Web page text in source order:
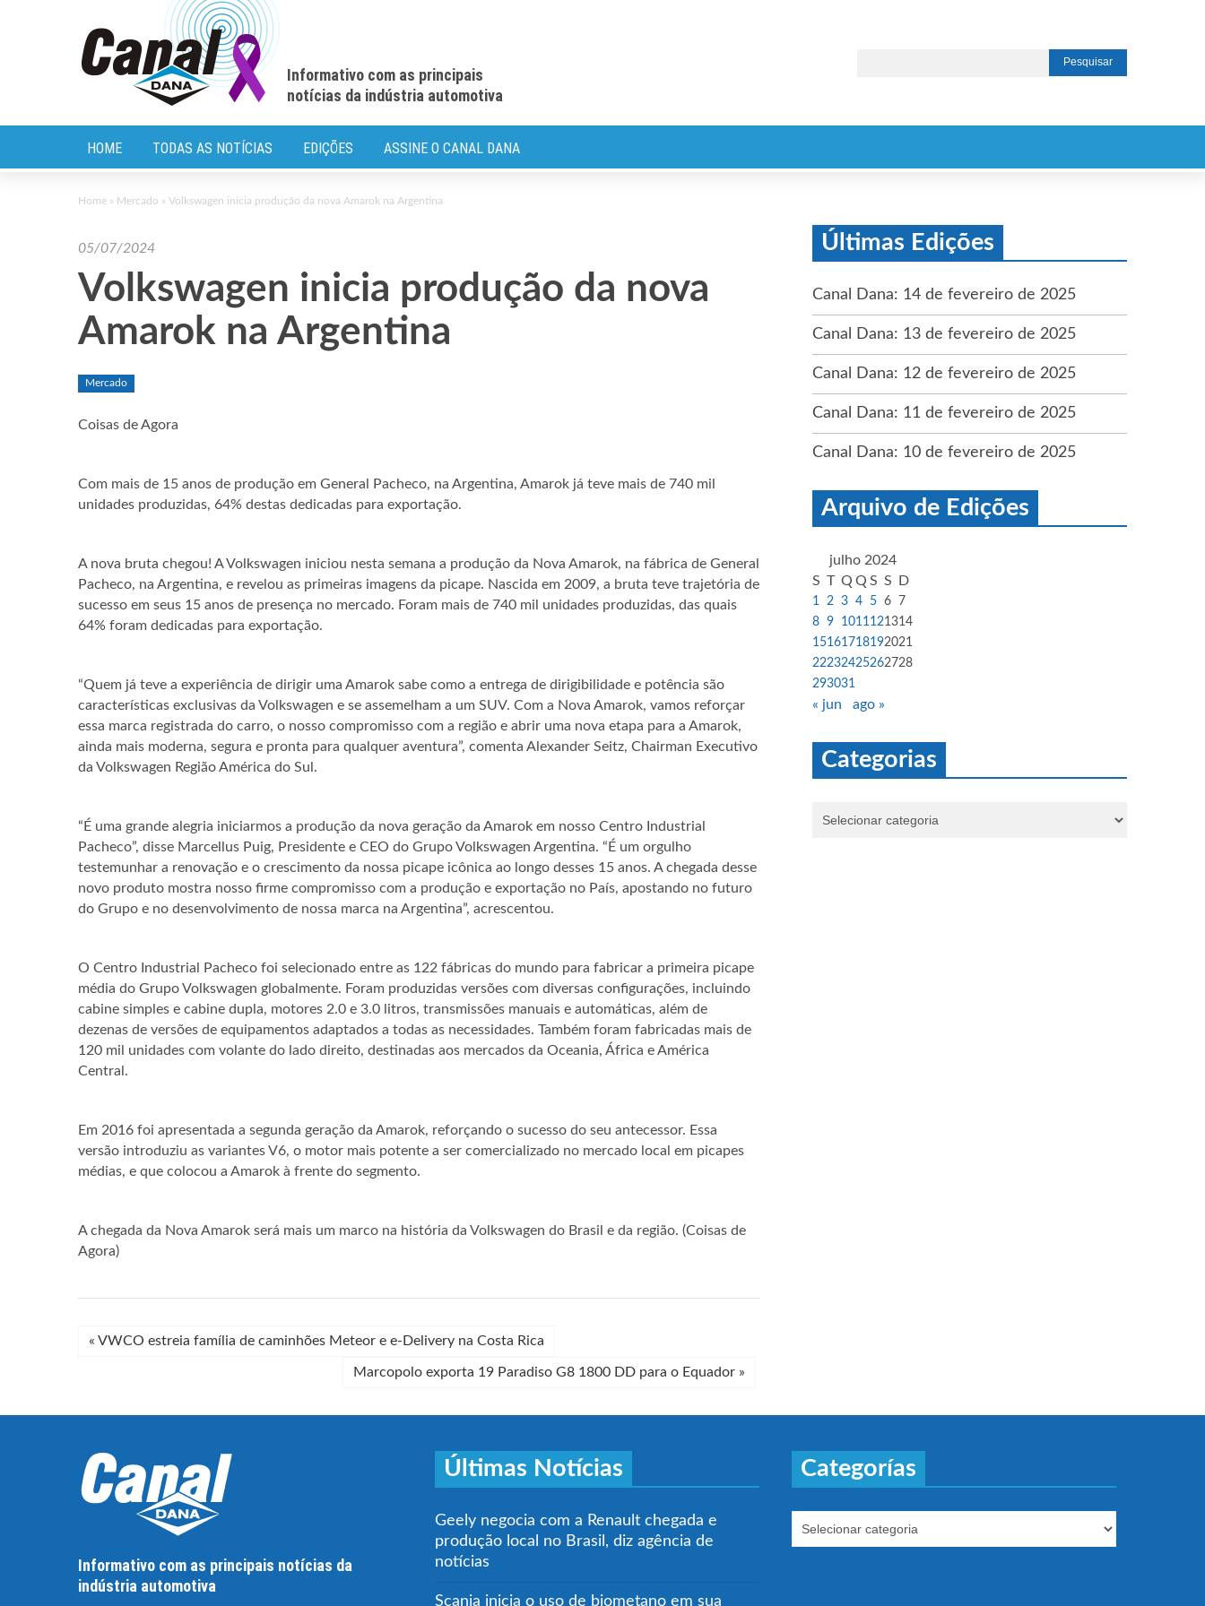
Informativo com as principais
notícias da indústria automotiva
HOME TODAS AS NOTÍCIAS EDIÇÕES ASSINE O CANAL DANA
Home » Mercado » Volkswagen inicia produção da nova Amarok na Argentina
05/07/2024
Volkswagen inicia produção da nova
Amarok na Argentina
Mercado
Coisas de Agora
Com mais de 15 anos de produção em General Pacheco, na Argentina, Amarok já teve mais de 740 mil
unidades produzidas, 64% destas dedicadas para exportação.
A nova bruta chegou! A Volkswagen iniciou nesta semana a produção da Nova Amarok, na fábrica de General
Pacheco, na Argentina, e revelou as primeiras imagens da picape. Nascida em 2009, a bruta teve trajetória de
sucesso em seus 15 anos de presença no mercado. Foram mais de 740 mil unidades produzidas, das quais
64% foram dedicadas para exportação.
“Quem já teve a experiência de dirigir uma Amarok sabe como a entrega de dirigibilidade e potência são
características exclusivas da Volkswagen e se assemelham a um SUV. Com a Nova Amarok, vamos reforçar
essa marca registrada do carro, o nosso compromisso com a região e abrir uma nova etapa para a Amarok,
ainda mais moderna, segura e pronta para qualquer aventura”, comenta Alexander Seitz, Chairman Executivo
da Volkswagen Região América do Sul.
“É uma grande alegria iniciarmos a produção da nova geração da Amarok em nosso Centro Industrial
Pacheco”, disse Marcellus Puig, Presidente e CEO do Grupo Volkswagen Argentina. “É um orgulho
testemunhar a renovação e o crescimento da nossa picape icônica ao longo desses 15 anos. A chegada desse
novo produto mostra nosso firme compromisso com a produção e exportação no País, apostando no futuro
do Grupo e no desenvolvimento de nossa marca na Argentina”, acrescentou.
O Centro Industrial Pacheco foi selecionado entre as 122 fábricas do mundo para fabricar a primeira picape
média do Grupo Volkswagen globalmente. Foram produzidas versões com diversas configurações, incluindo
cabine simples e cabine dupla, motores 2.0 e 3.0 litros, transmissões manuais e automáticas, além de
dezenas de versões de equipamentos adaptados a todas as necessidades. Também foram fabricadas mais de
120 mil unidades com volante do lado direito, destinadas aos mercados da Oceania, África e América
Central.
Em 2016 foi apresentada a segunda geração da Amarok, reforçando o sucesso do seu antecessor. Essa
versão introduziu as variantes V6, o motor mais potente a ser comercializado no mercado local em picapes
médias, e que colocou a Amarok à frente do segmento.
A chegada da Nova Amarok será mais um marco na história da Volkswagen do Brasil e da região. (Coisas de
Agora)
« VWCO estreia família de caminhões Meteor e e-Delivery na Costa Rica
Marcopolo exporta 19 Paradiso G8 1800 DD para o Equador »
Últimas Edições
Canal Dana: 14 de fevereiro de 2025
Canal Dana: 13 de fevereiro de 2025
Canal Dana: 12 de fevereiro de 2025
Canal Dana: 11 de fevereiro de 2025
Canal Dana: 10 de fevereiro de 2025
Arquivo de Edições
julho 2024
S T Q Q S S D
1 2 3 4 5 6
7
8 9 1011121314
15161718192021
22232425262728
293031
« jun ago »
Categorias
Informativo com as principais notícias da
indústria automotiva
Últimas Notícias
Geely negocia com a Renault chegada e
produção local no Brasil, diz agência de
notícias
Scania inicia o uso de biometano em sua
Categorías